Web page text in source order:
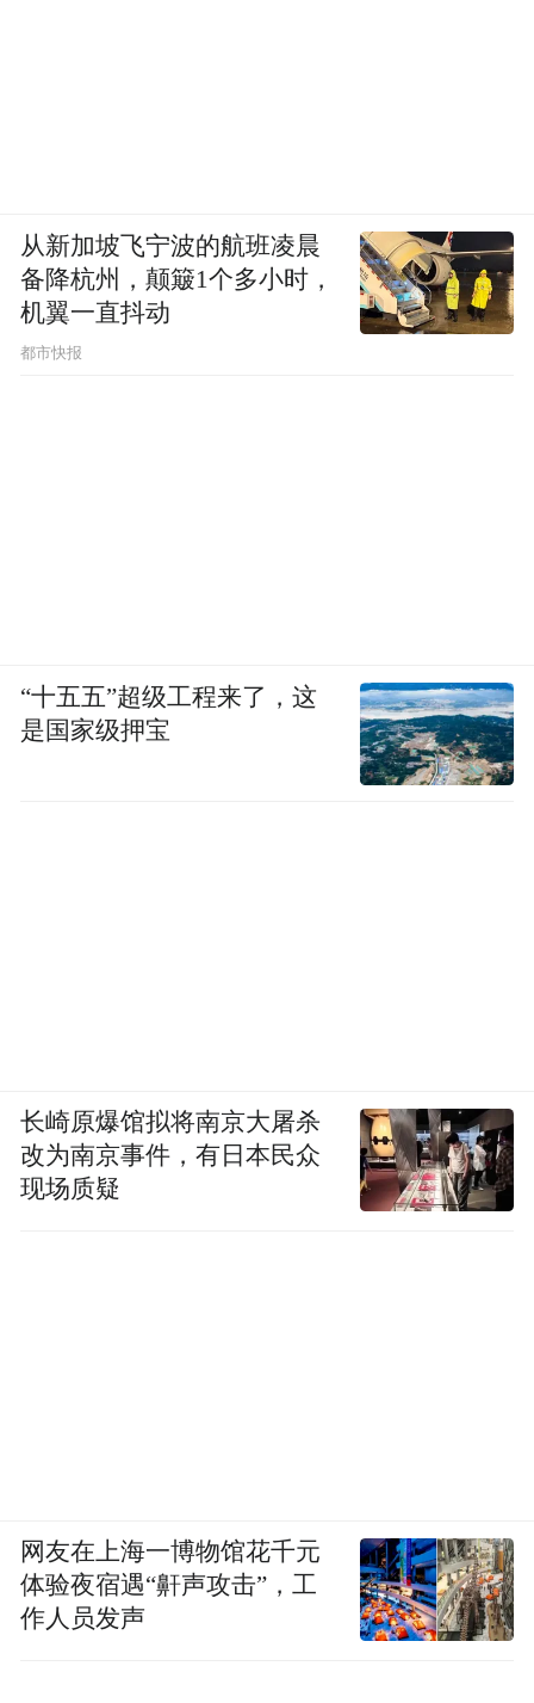
从新加坡飞宁波的航班凌晨
备降杭州，颠簸1个多小时，
机翼一直抖动
都市快报
“十五五”超级工程来了，这
是国家级押宝
长崎原爆馆拟将南京大屠杀
改为南京事件，有日本民众
现场质疑
网友在上海一博物馆花千元
体验夜宿遇“鼾声攻击”，工
作人员发声